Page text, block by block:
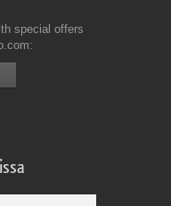
special offers